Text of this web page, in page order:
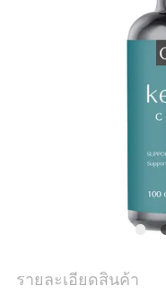
เว็บไซต์
รายละเอียดสินค้า